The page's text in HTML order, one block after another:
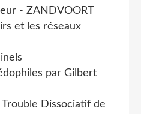
- ZANDVOORT
et les réseaux
par Gilbert
Dissociatif de